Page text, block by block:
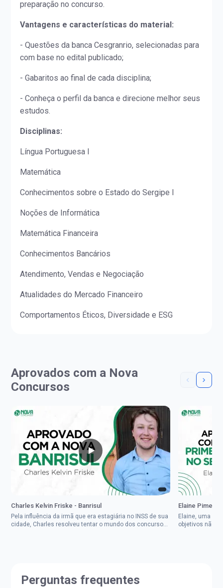
preparação no concurso.
Vantagens e características do material:
- Questões da banca Cesgranrio, selecionadas para
com base no edital publicado;
- Gabaritos ao final de cada disciplina;
- Conheça o perfil da banca e direcione melhor seus
estudos.
Disciplinas:
Língua Portuguesa I
Matemática
Conhecimentos sobre o Estado do Sergipe I
Noções de Informática
Matemática Financeira
Conhecimentos Bancários
Atendimento, Vendas e Negociação
Atualidades do Mercado Financeiro
Comportamentos Éticos, Diversidade e ESG
Aprovados com a Nova
Concursos
Charles Kelvin Friske - Banrisul
Pela influência da irmã que era estagiária no INSS de sua
cidade, Charles resolveu tentar o mundo dos concursos
Elaine
Elaine, uma
objetivos não
Perguntas frequentes